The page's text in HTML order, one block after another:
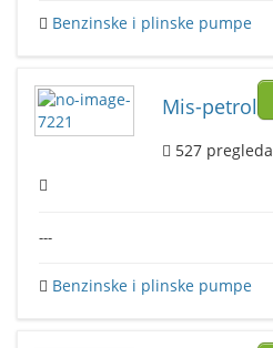
Benzinske i plinske pumpe
Mis-petrol
527 pregleda
---
Benzinske i plinske pumpe